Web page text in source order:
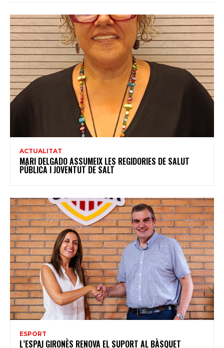
ACTUALITAT
MARI DELGADO ASSUMEIX LES REGIDORIES DE SALUT
PÚBLICA I JOVENTUT DE SALT
ESPORT
L’ESPAI GIRONÈS RENOVA EL SUPORT AL BÀSQUET